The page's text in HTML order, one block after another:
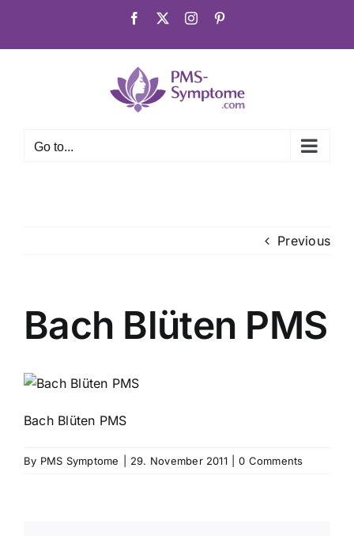
content
Facebook Instagram
Go to...
Previous
Bach Blüten PMS
Bach Blüten PMS
By PMS Symptome 29. November 2011 0 Comments